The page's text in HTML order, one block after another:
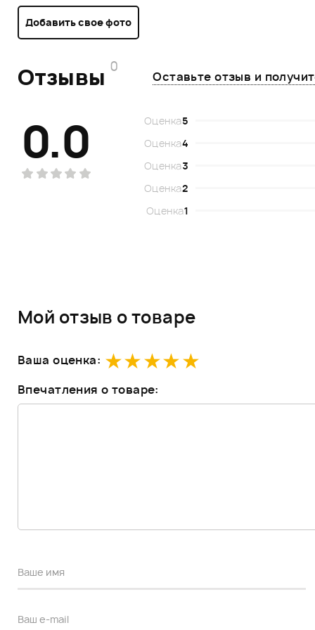
Добавить свое фото
Отзывы 0
Оставьте отзыв и
0.0 Оценка5
Оценка4
Оценка3
Оценка2
Оценка1
Мой отзыв о товаре
Ваша оценка:
Впечатления о товаре: